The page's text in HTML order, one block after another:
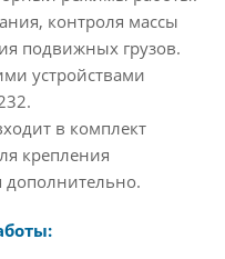
контроля массы
подвижных грузов.
устройствами
в комплект
крепления
дополнительно.